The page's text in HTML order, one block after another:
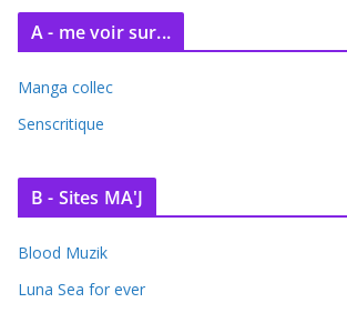
A - me voir sur...
Manga collec
Senscritique
B - Sites MA'J
Blood Muzik
Luna Sea for ever